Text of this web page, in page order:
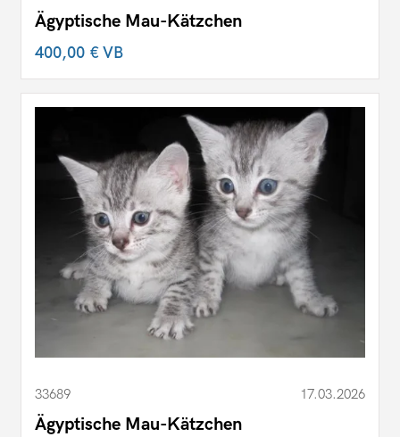
Ägyptische Mau-Kätzchen
400,00 €VB
33689 17.03.2026
Ägyptische Mau-Kätzchen